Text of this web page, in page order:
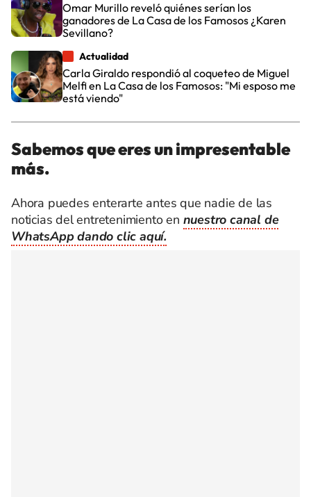
Omar Murillo reveló quiénes serían los
ganadores de La Casa de los Famosos ¿Karen
Sevillano?
Actualidad
Carla Giraldo respondió al coqueteo de Miguel
Melfi en La Casa de los Famosos: "Mi esposo me
está viendo"
Sabemos que eres un impresentable
más.
Ahora puedes enterarte antes que nadie de las
noticias del entretenimiento en nuestro canal de
WhatsApp dando clic aquí.